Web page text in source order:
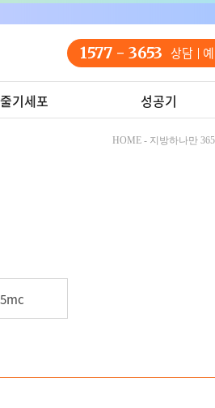
1577 - 3653 상담
기세포 성공기
HOME - 지방하나만